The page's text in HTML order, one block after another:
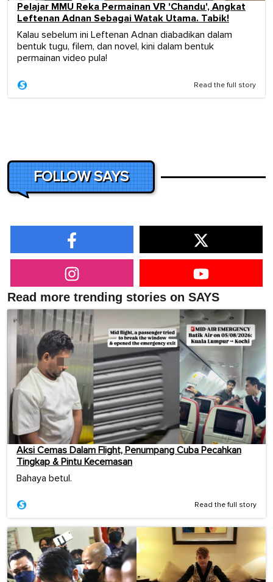
Pelajar MMU Reka Permainan VR 'Chandu', Angkat
Leftenan Adnan Sebagai Watak Utama. Tabik!
Kalau sebelum ini Leftenan Adnan diabadikan dalam
bentuk tugu, filem, dan novel, kini dalam bentuk
permainan video pula!
Read the full story
FOLLOW SAYS
Read more trending stories on SAYS
Aksi Cemas Dalam Flight, Penumpang Cuba Pecahkan
Tingkap & Pintu Kecemasan
Bahaya betul.
Read the full story